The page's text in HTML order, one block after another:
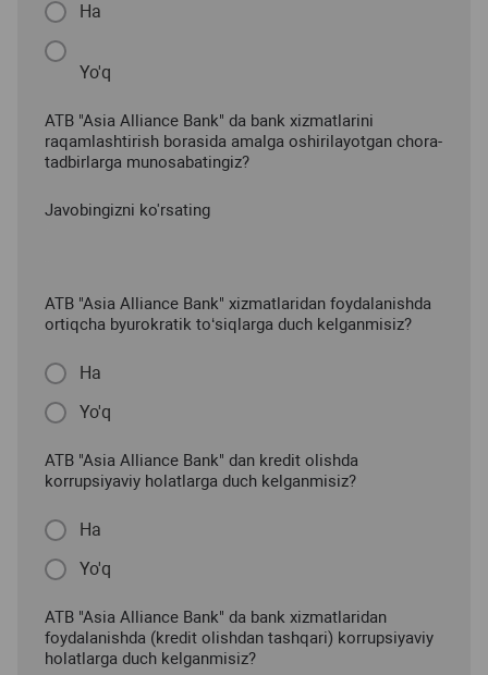
Ha
Yo'q
ATB "Asia Alliance Bank" da bank xizmatlarini
raqamlashtirish borasida amalga oshirilayotgan chora-
tadbirlarga munosabatingiz?
Javobingizni ko'rsating
ATB "Asia Alliance Bank" xizmatlaridan foydalanishda
ortiqcha byurokratik to‘siqlarga duch kelganmisiz?
Ha
Yo'q
ATB "Asia Alliance Bank" dan kredit olishda
korrupsiyaviy holatlarga duch kelganmisiz?
Ha
Yo'q
ATB "Asia Alliance Bank" da bank xizmatlaridan
foydalanishda (kredit olishdan tashqari) korrupsiyaviy
holatlarga duch kelganmisiz?